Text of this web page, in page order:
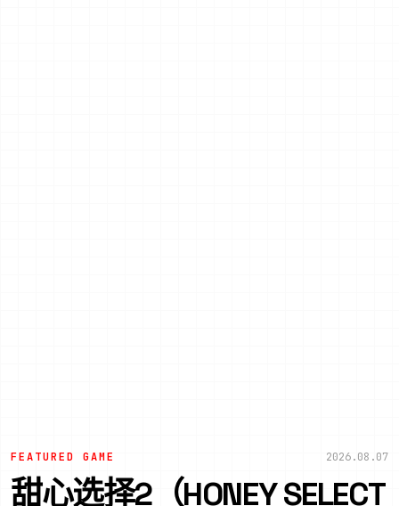
FEATURED GAME 2026.08.07
甜心选择2（HONEY SELECT